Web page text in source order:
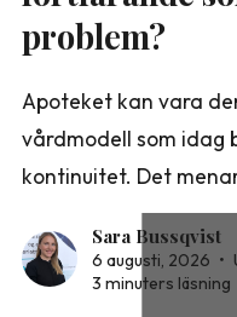
problem?
Apoteket kan vara
vårdmodell som idag
kontinuitet. Det
Sara Bussqvist
6 augusti, 2026 •
3 minuters läsning